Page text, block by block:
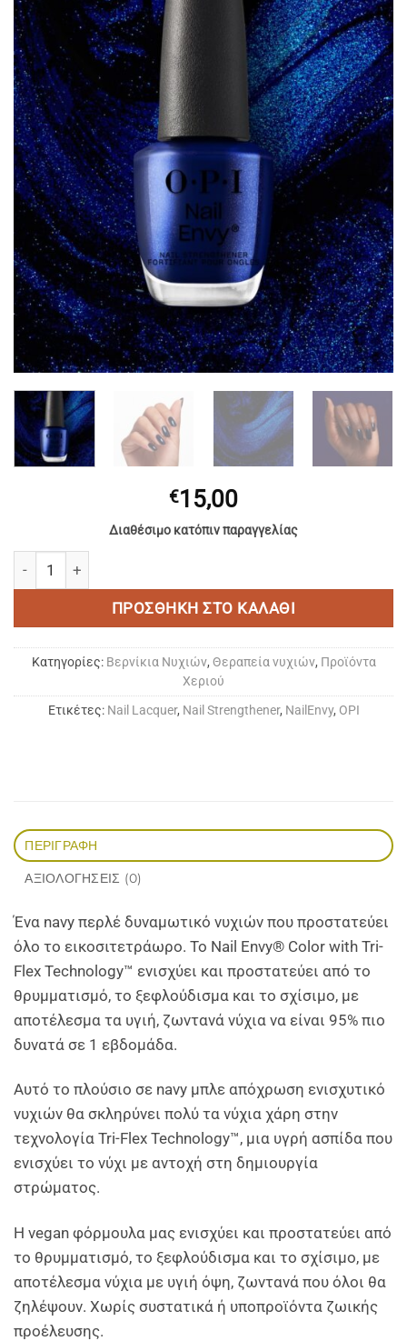
€15,00
Διαθέσιμο κατόπιν παραγγελίας
ΠΡΟΣΘΉΚΗ ΣΤΟ ΚΑΛΆΘΙ
Κατηγορίες: Bερνίκια Νυχιών, Θεραπεία νυχιών, Προϊόντα
Χεριού
Ετικέτες: Nail Lacquer, Nail Strengthener, NailEnvy, OPI
ΠΕΡΙΓΡΑΦΉ
ΑΞΙΟΛΟΓΉΣΕΙΣ (0)
Ένα navy περλέ δυναμωτικό νυχιών που προστατεύει
όλο το εικοσιτετράωρο. Το Nail Envy® Color with Tri-
Flex Technology™ ενισχύει και προστατεύει από το
θρυμματισμό, το ξεφλούδισμα και το σχίσιμο, με
αποτέλεσμα τα υγιή, ζωντανά νύχια να είναι 95% πιο
δυνατά σε 1 εβδομάδα.
Αυτό το πλούσιο σε navy μπλε απόχρωση ενισχυτικό
νυχιών θα σκληρύνει πολύ τα νύχια χάρη στην
τεχνολογία Tri-Flex Technology™, μια υγρή ασπίδα που
ενισχύει το νύχι με αντοχή στη δημιουργία
στρώματος.
Η vegan φόρμουλα μας ενισχύει και προστατεύει από
το θρυμματισμό, το ξεφλούδισμα και το σχίσιμο, με
αποτέλεσμα νύχια με υγιή όψη, ζωντανά που όλοι θα
ζηλέψουν. Χωρίς συστατικά ή υποπροϊόντα ζωικής
προέλευσης.